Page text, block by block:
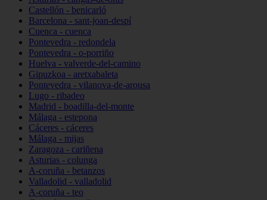
Castellón - benicarló
Barcelona - sant-joan-despí
Cuenca - cuenca
Pontevedra - redondela
Pontevedra - o-porriño
Huelva - valverde-del-camino
Gipuzkoa - aretxabaleta
Pontevedra - vilanova-de-arousa
Lugo - ribadeo
Madrid - boadilla-del-monte
Málaga - estepona
Cáceres - cáceres
Málaga - mijas
Zaragoza - cariñena
Asturias - colunga
A-coruña - betanzos
Valladolid - valladolid
A-coruña - teo